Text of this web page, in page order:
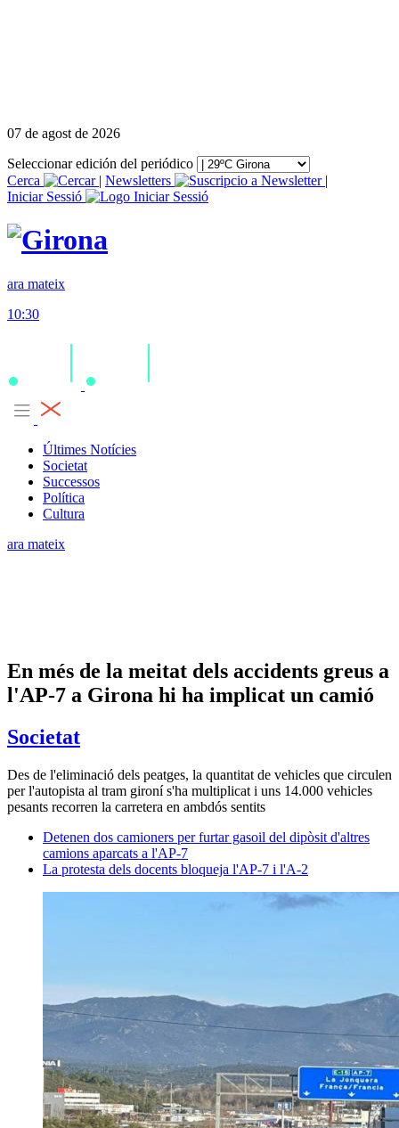
07 de agost de 2026
Seleccionar edición del periódico
Cerca
| Newsletters
|
Iniciar Sessió
ara mateix
10:30
Últimes Notícies
Societat
Successos
Política
Cultura
ara mateix
En més de la meitat dels accidents greus a
l'AP-7 a Girona hi ha implicat un camió
Societat
Des de l'eliminació dels peatges, la quantitat de vehicles que circulen
per l'autopista al tram gironí s'ha multiplicat i uns 14.000 vehicles
pesants recorren la carretera en ambdós sentits
Detenen dos camioners per furtar gasoil del dipòsit d'altres
camions aparcats a l'AP-7
La protesta dels docents bloqueja l'AP-7 i l'A-2